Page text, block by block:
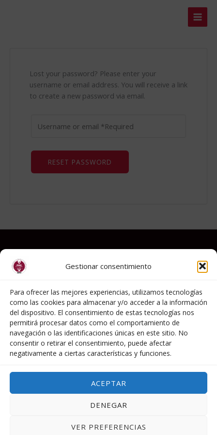
Gestionar consentimiento
Para ofrecer las mejores experiencias, utilizamos tecnologías
como las cookies para almacenar y/o acceder a la información
del dispositivo. El consentimiento de estas tecnologías nos
permitirá procesar datos como el comportamiento de
navegación o las identificaciones únicas en este sitio. No
consentir o retirar el consentimiento, puede afectar
negativamente a ciertas características y funciones.
ACEPTAR
DENEGAR
VER PREFERENCIAS
Lost your password? Please enter your
username or email address. You will receive a link
to create a new password via email.
RESET PASSWORD
Política de Privacidad
C/ Mártires Concepcionístas, 19
28006- Madrid
info@premiosaepev.es​
Copyright © 2026 Premios AEPEV | created by